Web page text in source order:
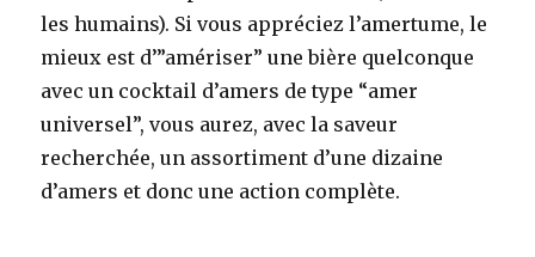
les humains). Si vous appréciez l’amertume, le
mieux est d’”amériser” une bière quelconque
avec un cocktail d’amers de type “amer
universel”, vous aurez, avec la saveur
recherchée, un assortiment d’une dizaine
d’amers et donc une action complète.